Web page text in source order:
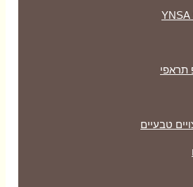
תראפי
טבעיים